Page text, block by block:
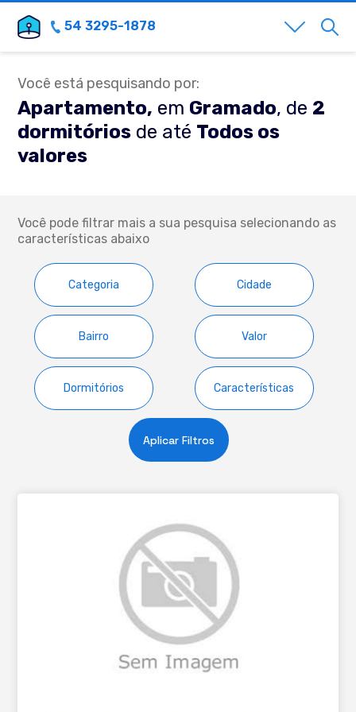
54 3295-1878
Você está pesquisando por:
Apartamento, em Gramado, de 2
dormitórios de até Todos os
valores
Você pode filtrar mais a sua pesquisa selecionando as
características abaixo
Categoria Cidade
Bairro Valor
Dormitórios Características
Aplicar Filtros